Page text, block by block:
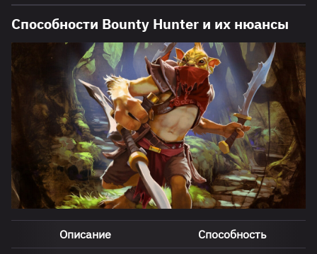
Способности Bounty Hunter и их нюансы
Описание
Способность